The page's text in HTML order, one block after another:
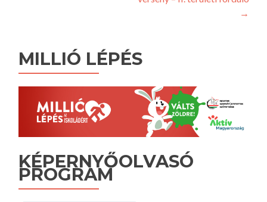
→
MILLIÓ LÉPÉS
KÉPERNYŐOLVASÓ
PROGRAM